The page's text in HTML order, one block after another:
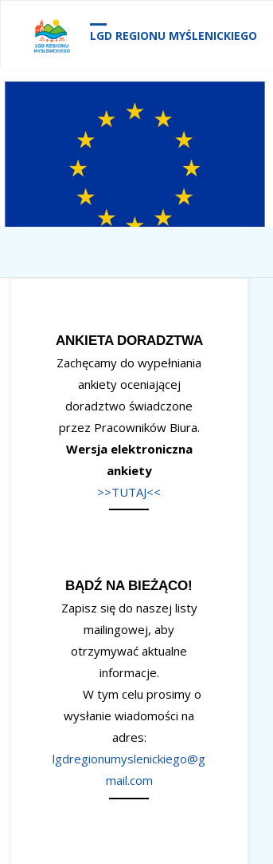
LGD REGIONU MYŚLENICKIEGO
ANKIETA DORADZTWA
Zachęcamy do wypełniania
ankiety oceniającej
doradztwo świadczone
przez Pracowników Biura.
Wersja elektroniczna
ankiety
>>TUTAJ<<
BĄDŹ NA BIEŻĄCO!
Zapisz się do naszej listy
mailingowej, aby
otrzymywać aktualne
informacje.
W tym celu prosimy o
wysłanie wiadomości na
adres:
lgdregionumyslenickiego@g
mail.com